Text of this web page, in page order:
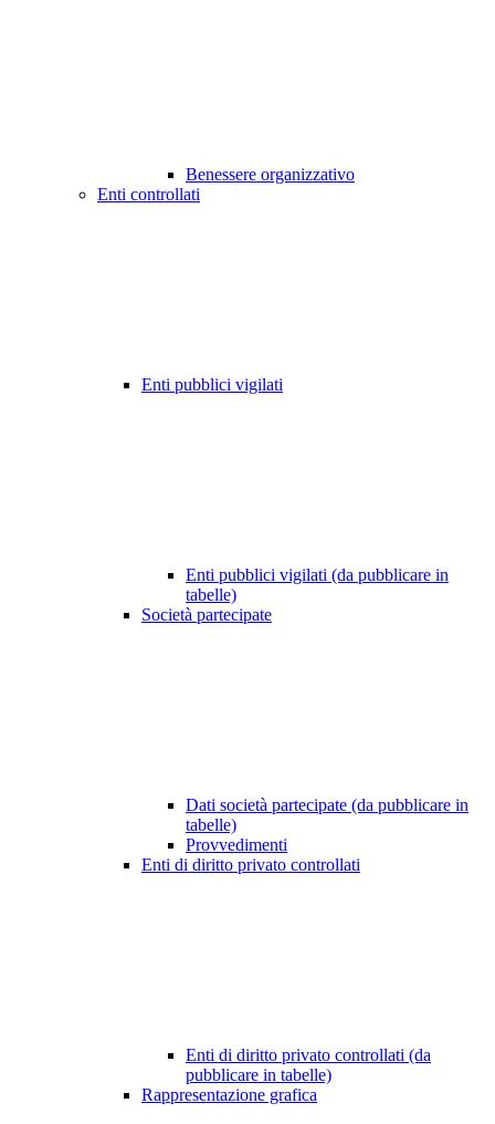
Benessere organizzativo
Enti controllati
Enti pubblici vigilati
Enti pubblici vigilati (da pubblicare in
tabelle)
Società partecipate
Dati società partecipate (da pubblicare in
tabelle)
Provvedimenti
Enti di diritto privato controllati
Enti di diritto privato controllati (da
pubblicare in tabelle)
Rappresentazione grafica